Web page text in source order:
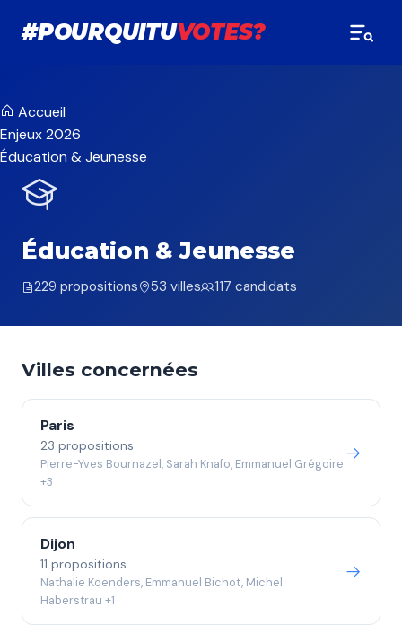
#POURQUITUVOTES?
Accueil
Enjeux 2026
Éducation & Jeunesse
Éducation & Jeunesse
229 propositions 53 villes 117 candidats
Villes concernées
Paris
23 propositions
Pierre-Yves Bournazel, Sarah Knafo, Emmanuel Grégoire
+3
Dijon
11 propositions
Nathalie Koenders, Emmanuel Bichot, Michel
Haberstrau +1